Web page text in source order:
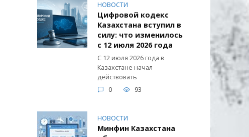
НОВОСТИ
Цифровой кодекс
Казахстана вступил в
силу: что изменилось
с 12 июля 2026 года
С 12 июля 2026 года в
Казахстане начал
действовать
0
93
НОВОСТИ
Минфин Казахстана